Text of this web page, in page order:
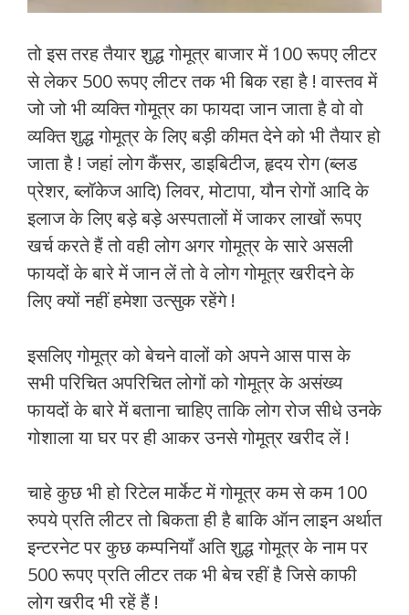
तो इस तरह तैयार शुद्ध गोमूत्र बाजार में 100 रूपए लीटर
से लेकर 500 रूपए लीटर तक भी बिक रहा है ! वास्तव में
जो जो भी व्यक्ति गोमूत्र का फायदा जान जाता है वो वो
व्यक्ति शुद्ध गोमूत्र के लिए बड़ी कीमत देने को भी तैयार हो
जाता है ! जहां लोग कैंसर, डाइबिटीज, हृदय रोग (ब्लड
प्रेशर, ब्लॉकेज आदि) लिवर, मोटापा, यौन रोगों आदि के
इलाज के लिए बड़े बड़े अस्पतालों में जाकर लाखों रूपए
खर्च करते हैं तो वही लोग अगर गोमूत्र के सारे असली
फायदों के बारे में जान लें तो वे लोग गोमूत्र खरीदने के
लिए क्यों नहीं हमेशा उत्सुक रहेंगे !
इसलिए गोमूत्र को बेचने वालों को अपने आस पास के
सभी परिचित अपरिचित लोगों को गोमूत्र के असंख्य
फायदों के बारे में बताना चाहिए ताकि लोग रोज सीधे उनके
गोशाला या घर पर ही आकर उनसे गोमूत्र खरीद लें !
चाहे कुछ भी हो रिटेल मार्केट में गोमूत्र कम से कम 100
रुपये प्रति लीटर तो बिकता ही है बाकि ऑन लाइन अर्थात
इन्टरनेट पर कुछ कम्पनियाँ अति शुद्ध गोमूत्र के नाम पर
500 रूपए प्रति लीटर तक भी बेच रहीं है जिसे काफी
लोग खरीद भी रहें हैं !